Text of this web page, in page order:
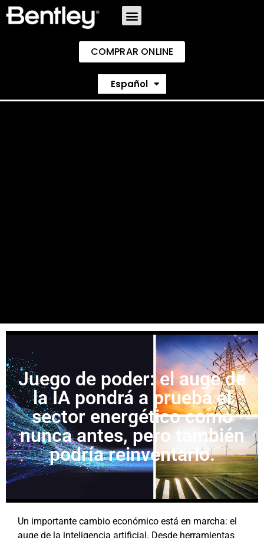
COMPRAR ONLINE
Español
English
Português
Juego de poder: el auge de
la IA pondrá a prueba el
sector energético como
nunca antes, pero también
podría reinventarlo.
Un importante cambio económico está en marcha: el
auge de la inteligencia artificial. Desde herramientas